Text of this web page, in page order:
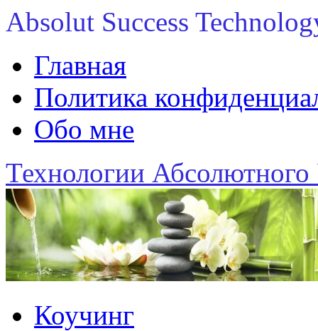
Absolut Success
Главная
Политика
Обо мне
Технологии Абсолютного
Коучинг